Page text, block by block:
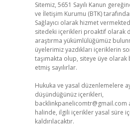
Sitemiz, 5651 Sayılı Kanun
ve İletişim Kurumu (BTK)
Sağlayıcı olarak hizmet
sitedeki içerikleri proaktif olarak
araştırma yükümlülüğümüz
üyelerimiz yazdıkları içeriklerin
taşımakta olup, siteye üye
etmiş sayılırlar.
Hukuka ve yasal düzenlemelere
düşündüğünüz içerikleri,
backlinkpanelicomtr@gmail.com
halinde, ilgili içerikler yasal süre
kaldırılacaktır.